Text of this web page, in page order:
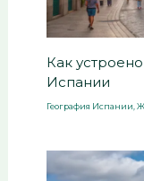
Как
Испании
География Испании,